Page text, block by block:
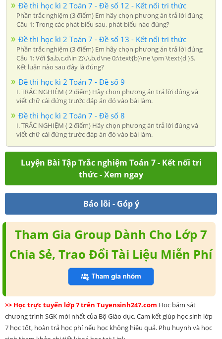
Đề thi học kì 2 Toán 7 - Đề số 12 - Kết nối tri thức
Phần trắc nghiệm (3 điểm) Em hãy chọn phương án trả lời đúng
Câu 1: Trong các phát biểu sau, phát biểu nào đúng?
Đề thi học kì 2 Toán 7 - Đề số 13 - Kết nối tri thức
Phần trắc nghiệm (3 điểm) Em hãy chọn phương án trả lời đúng
Câu 1: Với $a,b,c,d\in Z;\,\,b,d\ne 0;\text{b}\ne \pm \text{d }$.
Kết luận nào sau đây là đúng?
Đề thi học kì 2 Toán 7 - Đề số 9
I. TRẮC NGHIỆM ( 2 điểm) Hãy chọn phương án trả lời đúng và
viết chữ cái đứng trước đáp án đó vào bài làm.
Đề thi học kì 2 Toán 7 - Đề số 8
I. TRẮC NGHIỆM ( 2 điểm) Hãy chọn phương án trả lời đúng và
viết chữ cái đứng trước đáp án đó vào bài làm.
Luyện Bài Tập Trắc nghiệm Toán 7 - Kết nối tri
thức - Xem ngay
Báo lỗi - Góp ý
Tham Gia Group Dành Cho Lớp 7
Chia Sẻ, Trao Đổi Tài Liệu Miễn Phí
>> Học trực tuyến lớp 7 trên Tuyensinh247.com Học bám sát
chương trình SGK mới nhất của Bộ Giáo dục. Cam kết giúp học sinh lớp
7 học tốt, hoàn trả học phí nếu học không hiệu quả. Phụ huynh và học